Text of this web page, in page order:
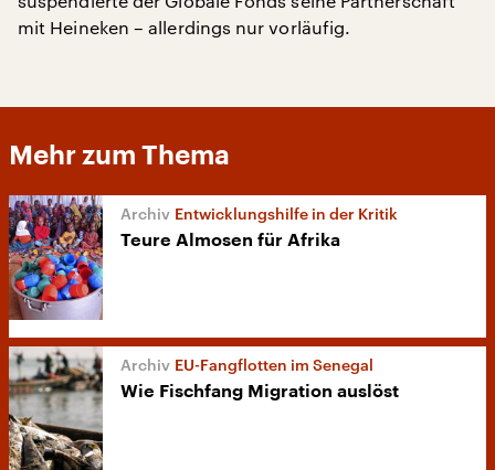
mit Heineken – allerdings nur vorläufig.
Mehr zum Thema
Entwicklungshilfe in der Kritik
Teure Almosen für Afrika
EU-Fangflotten im Senegal
Wie Fischfang Migration auslöst